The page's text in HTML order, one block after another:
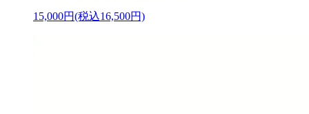
15,000円(税込16,500円)